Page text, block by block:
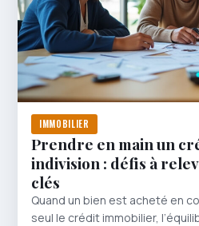
IMMOBILIER
Prendre en main un
indivision : défis à
clés
Quand un bien est acheté en
seul le crédit immobilier,